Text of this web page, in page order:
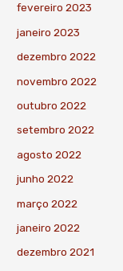
fevereiro 2023
janeiro 2023
dezembro 2022
novembro 2022
outubro 2022
setembro 2022
agosto 2022
junho 2022
março 2022
janeiro 2022
dezembro 2021